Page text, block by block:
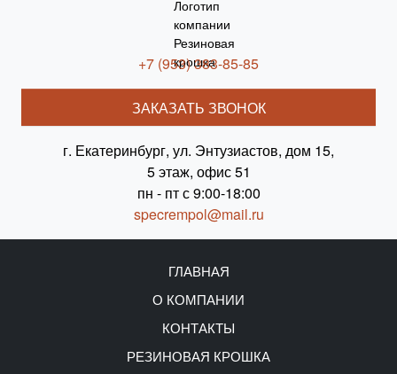
+7 (953) 383-85-85
ЗАКАЗАТЬ ЗВОНОК
г. Екатеринбург, ул. Энтузиастов, дом 15,
5 этаж, офис 51
пн - пт с 9:00-18:00
specrempol@mail.ru
ГЛАВНАЯ
О КОМПАНИИ
КОНТАКТЫ
РЕЗИНОВАЯ КРОШКА